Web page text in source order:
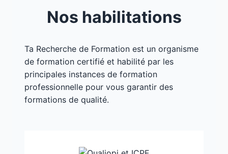
Nos habilitations
Ta Recherche de Formation est un organisme
de formation certifié et habilité par les
principales instances de formation
professionnelle pour vous garantir des
formations de qualité.